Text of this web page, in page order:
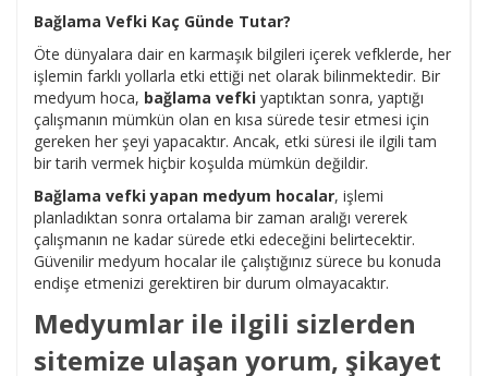
Bağlama Vefki Kaç Günde Tutar?
Öte dünyalara dair en karmaşık bilgileri içerek vefklerde, her
işlemin farklı yollarla etki ettiği net olarak bilinmektedir. Bir
medyum hoca, bağlama vefki yaptıktan sonra, yaptığı
çalışmanın mümkün olan en kısa sürede tesir etmesi için
gereken her şeyi yapacaktır. Ancak, etki süresi ile ilgili tam
bir tarih vermek hiçbir koşulda mümkün değildir.
Bağlama vefki yapan medyum hocalar, işlemi
planladıktan sonra ortalama bir zaman aralığı vererek
çalışmanın ne kadar sürede etki edeceğini belirtecektir.
Güvenilir medyum hocalar ile çalıştığınız sürece bu konuda
endişe etmenizi gerektiren bir durum olmayacaktır.
Medyumlar ile ilgili sizlerden
sitemize ulaşan yorum, şikayet